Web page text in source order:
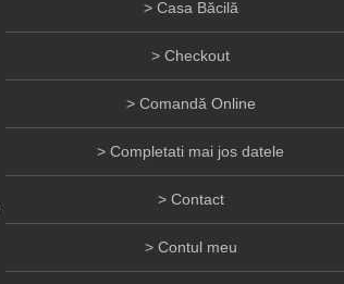
Casa Băcilă
Checkout
Comandă Online
Completati mai jos datele
Contact
Contul meu